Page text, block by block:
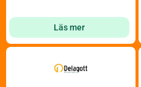
Läs mer